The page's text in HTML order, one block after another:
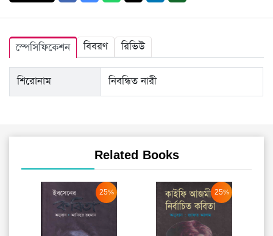
স্পেসিফিকেশন বিবরণ রিভিউ
শিরোনাম নিবন্ধিত নারী
Related Books
25% 25%